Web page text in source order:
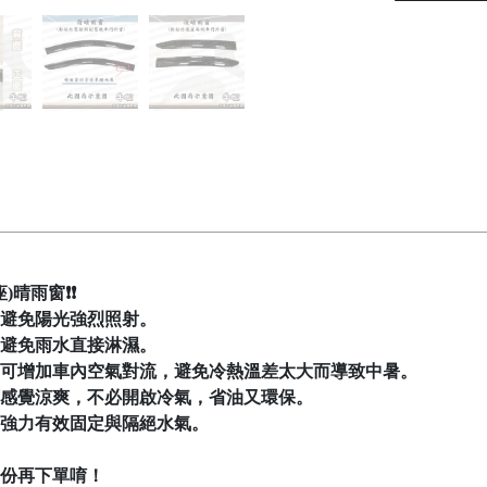
雨窗❗❗
免陽光強烈照射。
免雨水直接淋濕。
增加車內空氣對流，避免冷熱溫差太大而導致中暑。
覺涼爽，不必開啟冷氣，省油又環保。
力有效固定與隔絕水氣。
再下單唷！